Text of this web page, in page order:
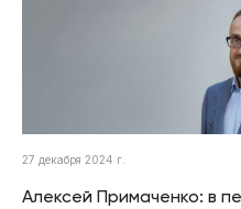
27 декабря 2024 г.
Алексей Примаченко: в